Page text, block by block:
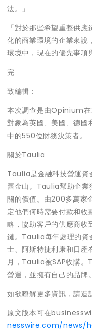
法。」
「對於那些希望重整供
化的商業環境的企業來說
環境中，現在的優先事項
完
致編輯：
本次調查是由Opinium在
對象為英國、美國、德國
中的550位財務決策者。
關於Taulia
Taulia是金融科技營運資
舊金山。Taulia幫助企業
關的價值。由200多萬家
定他們何時需要付款和
略，協助客戶的供應商收
鏈。Taulia每年處理的資
士、阿斯特捷利康和日
月，Taulia被SAP收購。
營運，並擁有自己的品牌。
如欲瞭解更多資訊，請
原文版本可在
nesswire.com/news/